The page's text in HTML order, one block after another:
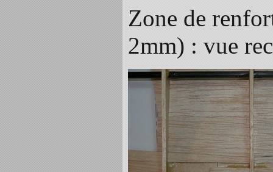
Zone de
2mm) : vue